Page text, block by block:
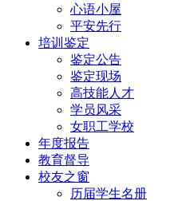
心语小屋
平安先行
培训鉴定
鉴定公告
鉴定现场
高技能人才
学员风采
女职工学校
年度报告
教育督导
校友之窗
历届学生名册